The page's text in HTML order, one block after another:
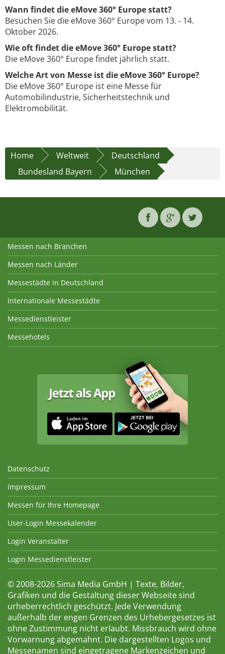
Wann findet die eMove 360° Europe statt?
Besuchen Sie die eMove 360° Europe vom 13. - 14.
Oktober 2026.
Wie oft findet die eMove 360° Europe statt?
Die eMove 360° Europe findet jährlich statt.
Welche Art von Messe ist die eMove 360° Europe?
Die eMove 360° Europe ist eine Messe für
Automobilindustrie, Sicherheitstechnik und
Elektromobilität.
Home Weltweit
Deutschland
Bundesland Bayern
München
Messen nach Branchen
Messen nach Länder
Messestädte in Deutschland
Internationale Messestädte
Messedienstleister
Messehotels
Datenschutz
Impressum
Messen für Ihre Homepage
User-Login Messekalender
Login Veranstalter
Login Messedienstleister
© 2008-2026 Sima Media GmbH | Texte, Bilder,
Grafiken und die Gestaltung dieser Webseite sind
urheberrechtlich geschützt. Jede Verwendung
außerhalb der engen Grenzen des Urhebergesetzes ist
ohne Zustimmung nicht erlaubt. Missbrauch wird ohne
Vorwarnung abgemahnt. Die dargestellten Logos und
Messenamen sind eingetragene Markenzeichen und